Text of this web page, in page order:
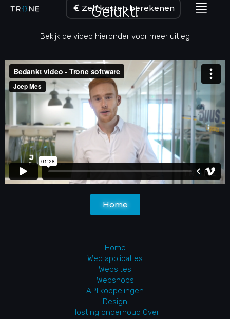
Zelf kosten berekenen
Gelukt!
Bekijk de video hieronder voor meer uitleg
Home
Home
Web applicaties
Websites
Webshops
API koppelingen
Design
Hosting onderhoud Over